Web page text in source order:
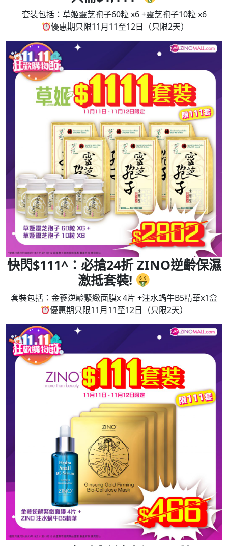
套裝包括：草姬靈芝孢子60粒 x6 +靈芝孢子10粒 x6
優惠期只限11月11至12日（只限2天）
快閃$111^：必搶24折 ZINO逆齡保濕
激抵套裝!
套裝包括：金蔘逆齡緊緻面膜x 4片 +注水蝸牛B5精華x1盒
優惠期只限11月11至12日（只限2天）